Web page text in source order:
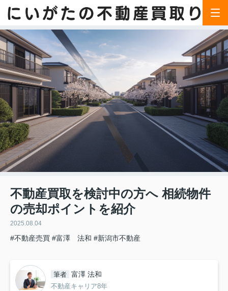
不動産買取を検討中の方へ 相続物件
の売却ポイントを紹介
2025.08.04
#不動産売買 #富澤 法和 #新潟市不動産
筆者 富澤 法和
不動産キャリア8年